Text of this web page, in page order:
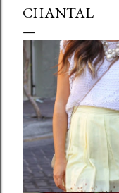
CHANTAL